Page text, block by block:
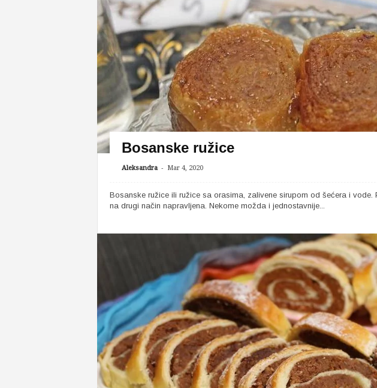
Bosanske ružice
Aleksandra - Mar 4, 2020
Bosanske ružice ili ružice sa orasima, zalivene sirupom od šećera i vode.
na drugi način napravljena. Nekome možda i jednostavnije...